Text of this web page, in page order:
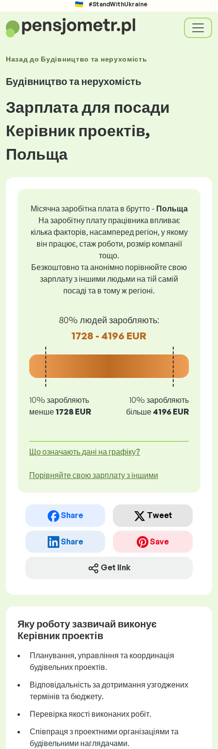
#StandWithUkraine
Назад до Будівництво та нерухомість
Будівництво та нерухомість
Зарплата для посади
Керівник проектів,
Польща
Місячна заробітна плата в брутто - Польща
На заробітну плату працівника впливає
кілька факторів, насамперед регіон, у якому
він працює, стаж роботи, розмір компанії
тощо.
Безкоштовно та анонімно порівнюйте свою
зарплату з іншими людьми на тій самій
посаді та в тому ж регіоні.
80% людей заробляють:
1728 - 4196 EUR
10% заробляють
менше 1728 EUR
10% заробляють
більше 4196 EUR
Що означають дані на графіку?
Порівняйте свою зарплату з іншими
Share Tweet
Share Save
Get link
Яку роботу зазвичай виконує
Керівник проектів
Планування, управління та координація
будівельних проектів.
Відповідальність за дотримання узгоджених
термінів та бюджету.
Перевірка якості виконаних робіт.
Співпраця з проектними організаціями та
будівельними наглядачами.